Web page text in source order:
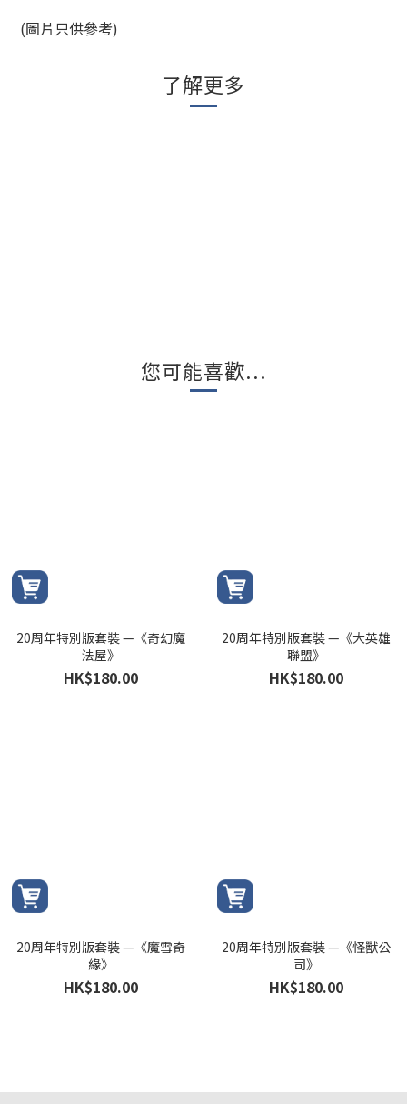
(圖片只供參考)
了解更多
您可能喜歡...
20周年特別版套裝 —《奇幻魔
法屋》
HK$180.00
20周年特別版套裝 —《大英雄
聯盟》
HK$180.00
20周年特別版套裝 —《魔雪奇
緣》
HK$180.00
20周年特別版套裝 —《怪獸公
司》
HK$180.00